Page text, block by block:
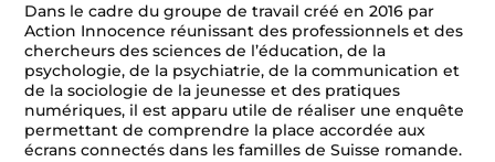
Dans le cadre du groupe de travail créé en 2016 par
Action Innocence réunissant des professionnels et des
chercheurs des sciences de l’éducation, de la
psychologie, de la psychiatrie, de la communication et
de la sociologie de la jeunesse et des pratiques
numériques, il est apparu utile de réaliser une enquête
permettant de comprendre la place accordée aux
écrans connectés dans les familles de Suisse romande.